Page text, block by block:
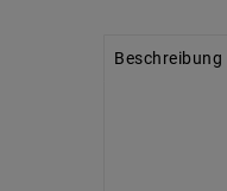
Beschreibung